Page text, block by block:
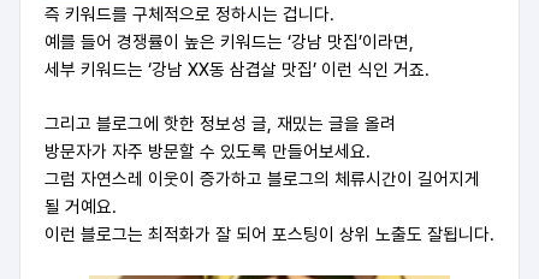
즉 키워드를 구체적으로 정하시는 겁니다.
예를 들어 경쟁률이 높은 키워드는 ‘강남 맛집’이라면,
세부 키워드는 ‘강남 XX동 삼겹살 맛집’ 이런 식인 거죠.
그리고 블로그에 핫한 정보성 글, 재밌는 글을 올려
방문자가 자주 방문할 수 있도록 만들어보세요.
그럼 자연스레 이웃이 증가하고 블로그의 체류시간이 길어지게
될 거예요.
이런 블로그는 최적화가 잘 되어 포스팅이 상위 노출도 잘됩니다.